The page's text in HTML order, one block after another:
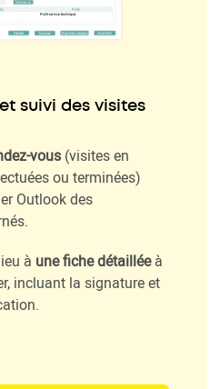
suivi des visites
vous (visites en
ou terminées)
Outlook des
à une fiche détailléeà
incluant la signature et